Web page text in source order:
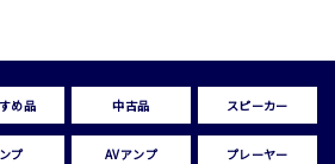
め品 中古品 スピーカー
プ AVアンプ プレーヤー